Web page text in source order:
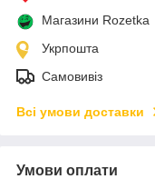
Магазини Rozetka
Укрпошта
Самовивіз
Всі умови доставки
Умови оплати